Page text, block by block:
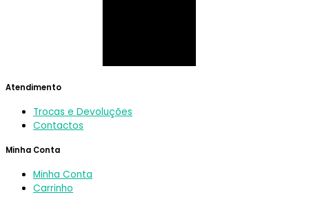
Atendimento
Trocas e Devoluções
Contactos
Minha Conta
Minha Conta
Carrinho